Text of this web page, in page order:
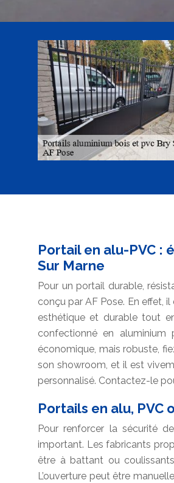
Portail en alu-PVC :
Sur Marne
Pour un portail durable,
conçu par AF Pose. En effet,
esthétique et durable tout
confectionné en
économique, mais robuste,
son showroom, et il est
personnalisé. Contactez-le
Portails en alu, PVC
Pour renforcer la sécurité
important. Les fabricants
être à battant ou
L’ouverture peut être